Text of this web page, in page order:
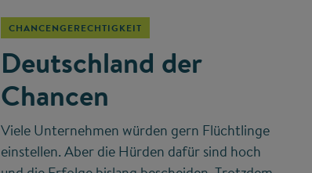
CHANCENGERECHTIGKEIT
Deutschland der
Chancen
Viele Unternehmen würden gern Flüchtlinge
einstellen. Aber die Hürden dafür sind hoch